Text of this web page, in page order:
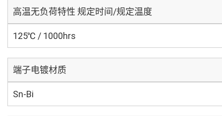
高温无负荷特性 规定时间/规定温度
125℃ / 1000hrs
端子电镀材质
Sn-Bi